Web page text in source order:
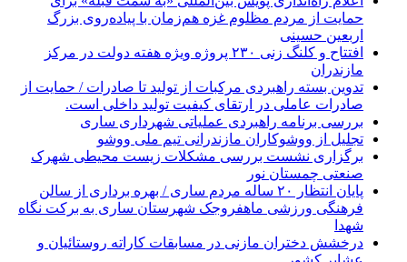
حمایت از مردم مظلوم غزه هم‌زمان با پیاده‌روی بزرگ
اربعین حسینی
افتتاح و کلنگ زنی ۲۳۰ پروژه ویژه هفته دولت در مرکز
مازندران
تدوین بسته راهبردی مرکبات از تولید تا صادرات / حمایت از
صادرات عاملی در ارتقای کیفیت تولید داخلی است.
بررسی برنامه راهبردی عملیاتی شهرداری ساری
تجلیل از ووشوکاران مازندرانی تیم ملی ووشو
برگزاری نشست بررسی مشکلات زیست محیطی شهرک
صنعتی چمستان نور
پایان انتظار ۲۰ ساله مردم ساری / بهره برداری از سالن
فرهنگی ورزشی ماهفروجک شهرستان ساری به برکت نگاه
شهدا
درخشش دختران مازنی در مسابقات کاراته روستائیان و